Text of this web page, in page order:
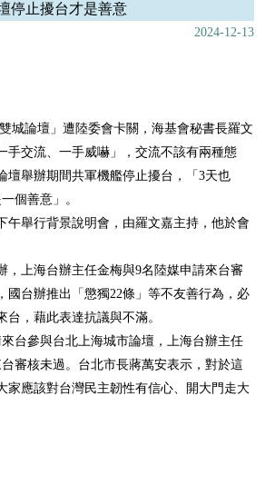
停止擾台才是善意
2024-12-13
城論壇」遭陸委會卡關，海基會秘書長羅文
手交流、一手威嚇」，交流不該有兩種態
壇舉辦期間共軍機艦停止擾台，「3天也
個善意」。
午舉行背景說明會，由羅文嘉主持，他於會
，上海台辦主任金梅與9名陸媒申請來台審
國台辦推出「懲獨22條」等不友善行為，必
台，藉此表達抗議與不滿。
台參與台北上海城市論壇，上海台辦主任
審核未過。台北市長蔣萬安表示，對於這
家應該對台灣民主韌性有信心、開大門走大